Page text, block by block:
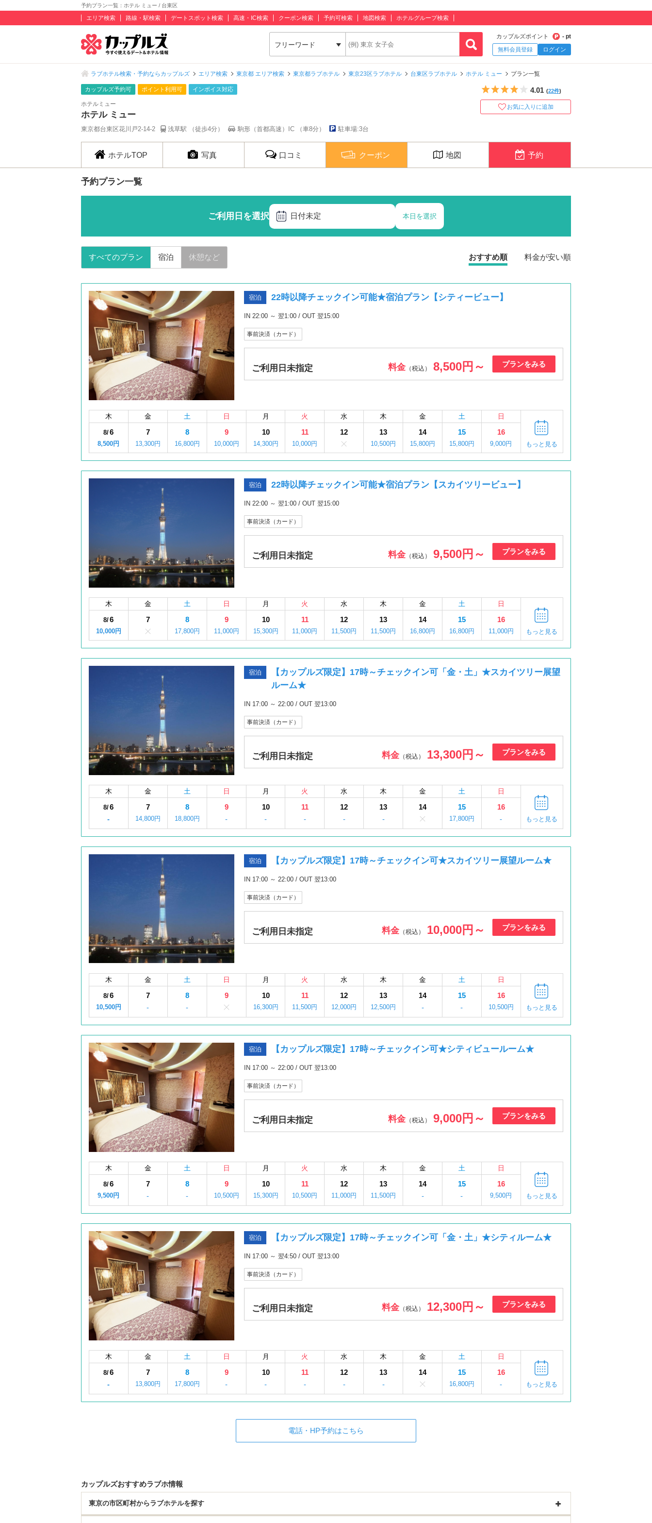
予約プラン一覧：ホテル ミュー / 台東区
エリア検索 路線・駅検索 デートスポット検索 高速・IC検索 クーポン検索 予約可検索 地図検索 ホテルグループ検索
フリーワード
カップルズポイント
- pt
無料会員登録
ログイン
ラブホテル検索・予約ならカップルズ エリア検索 東京都 エリア検索 東京都ラブホテル 東京23区ラブホテル 台東区ラブホテル ホテル ミュー プラン一覧
カップルズ予約可 ポイント利用可 インボイス対応
ホテルミュー
ホテル ミュー
東京都台東区花川戸2-14-2 浅草駅 （徒歩4分） 駒形（首都高速）IC （車8分） 駐車場:3台
5つ星のうち4
4.01 (22件)
お気に入りに追加
ホテルTOP 写真 口コミ クーポン 地図 予約
予約プラン一覧
ご利用日を選択 日付未定 本日を選択
すべてのプラン 宿泊 休憩など おすすめ順 料金が安い順
宿泊 22時以降チェックイン可能★宿泊プラン【シティービュー】
IN 22:00 ～ 翌1:00 / OUT 翌15:00
事前決済（カード）
ご利用日未指定 料金（税込） 8,500円～ プランをみる
木 金 土 日 月 火 水 木 金 土 日
8/6
8,500円
7
13,300円
8
16,800円
9
10,000円
10
14,300円
11
10,000円
12 13
10,500円
14
15,800円
15
15,800円
16
9,000円 もっと見る
宿泊 22時以降チェックイン可能★宿泊プラン【スカイツリービュー】
IN 22:00 ～ 翌1:00 / OUT 翌15:00
事前決済（カード）
ご利用日未指定 料金（税込） 9,500円～ プランをみる
木 金 土 日 月 火 水 木 金 土 日
8/6
10,000円
7 8
17,800円
9
11,000円
10
15,300円
11
11,000円
12
11,500円
13
11,500円
14
16,800円
15
16,800円
16
11,000円 もっと見る
宿泊
【カップルズ限定】17時～チェックイン可「金・土」★スカイツリー展望
ルーム★
IN 17:00 ～ 22:00 / OUT 翌13:00
事前決済（カード）
ご利用日未指定 料金（税込） 13,300円～ プランをみる
木 金 土 日 月 火 水 木 金 土 日
8/6
-
7
14,800円
8
18,800円
9
-
10
-
11
-
12
-
13
-
14 15
17,800円
16
-
もっと見る
宿泊 【カップルズ限定】17時～チェックイン可★スカイツリー展望ルーム★
IN 17:00 ～ 22:00 / OUT 翌13:00
事前決済（カード）
ご利用日未指定 料金（税込） 10,000円～ プランをみる
木 金 土 日 月 火 水 木 金 土 日
8/6
10,500円
7
-
8
-
9 10
16,300円
11
11,500円
12
12,000円
13
12,500円
14
-
15
-
16
10,500円 もっと見る
宿泊 【カップルズ限定】17時～チェックイン可★シティビュールーム★
IN 17:00 ～ 22:00 / OUT 翌13:00
事前決済（カード）
ご利用日未指定 料金（税込） 9,000円～ プランをみる
木 金 土 日 月 火 水 木 金 土 日
8/6
9,500円
7
-
8
-
9
10,500円
10
15,300円
11
10,500円
12
11,000円
13
11,500円
14
-
15
-
16
9,500円 もっと見る
宿泊 【カップルズ限定】17時～チェックイン可「金・土」★シティルーム★
IN 17:00 ～ 翌4:50 / OUT 翌13:00
事前決済（カード）
ご利用日未指定 料金（税込） 12,300円～ プランをみる
木 金 土 日 月 火 水 木 金 土 日
8/6
-
7
13,800円
8
17,800円
9
-
10
-
11
-
12
-
13
-
14 15
16,800円
16
-
もっと見る
電話・HP予約はこちら
カップルズおすすめラブホ情報
東京の市区町村からラブホテルを探す